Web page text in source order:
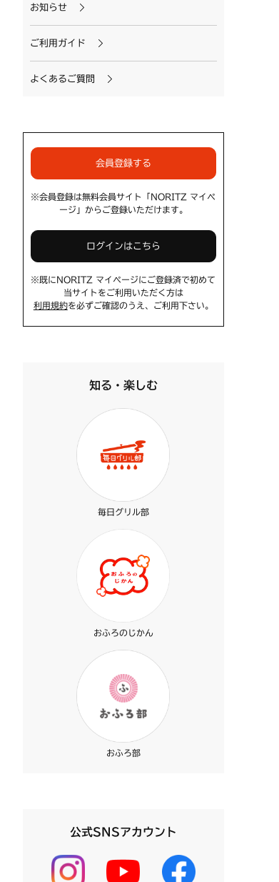
お知らせ
ご利用ガイド
よくあるご質問
会員登録する
※会員登録は無料会員サイト「NORITZ マイペ
ージ」からご登録いただけます。
ログインはこちら
※既にNORITZ マイページにご登録済で初めて
当サイトをご利用いただく方は
利用規約を必ずご確認のうえ、ご利用下さい。
知る・楽しむ
毎日グリル部
おふろのじかん
おふろ部
公式SNSアカウント